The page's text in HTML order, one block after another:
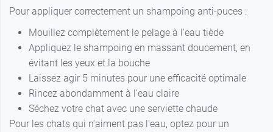
Pour appliquer correctement un shampoing anti-puces :
Mouillez complètement le pelage à l'eau tiède
Appliquez le shampoing en massant doucement, en
évitant les yeux et la bouche
Laissez agir 5 minutes pour une efficacité optimale
Rincez abondamment à l'eau claire
Séchez votre chat avec une serviette chaude
Pour les chats qui n'aiment pas l'eau, optez pour un